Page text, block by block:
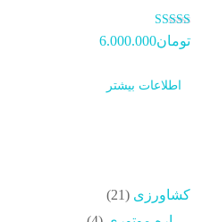
امتیاز
5.00
تومان6.000.000
اطلاعات بیشتر
کشاورزی 21
21
محصولات